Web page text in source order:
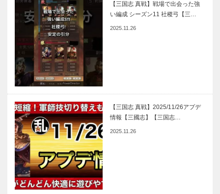
【三国志 真戦】戦場で出会った強
い編成 シーズン11 社稷弓【三…
2025.11.26
【三国志 真戦】2025/11/26アプデ
情報【三國志】【三国志…
2025.11.26